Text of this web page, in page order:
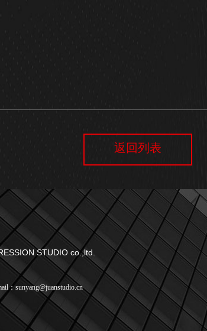
返回列表
STUDIO co.,ltd.
：sunyang@juanstudio.cn